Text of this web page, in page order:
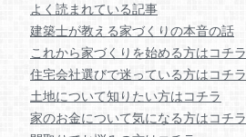
よく読まれている記事
建築士が教える家づくりの本音の話
これから家づくりを始める方はコチラ
住宅会社選びで迷っている方はコチラ
土地について知りたい方はコチラ
家のお金について気になる方はコチラ